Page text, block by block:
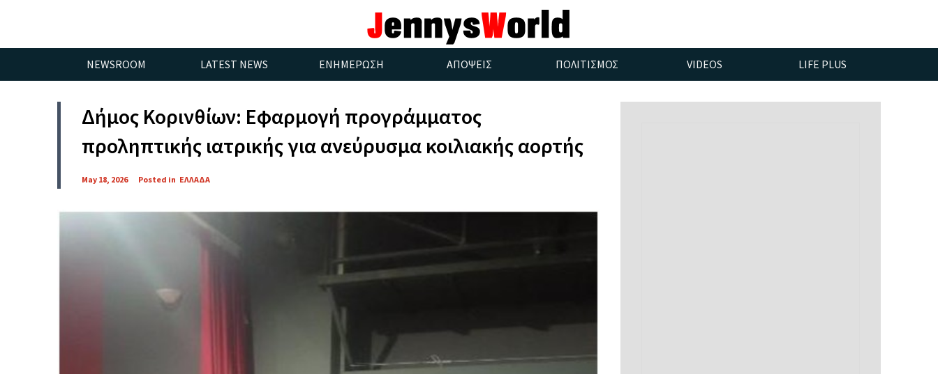
NEWSROOM LATEST NEWS ΕΝΗΜΕΡΩΣΗ ΑΠΟΨΕΙΣ ΠΟΛΙΤΙΣΜΟΣ VIDEOS LIFE PLUS
Δήμος Κορινθίων: Εφαρμογή προγράμματος
προληπτικής ιατρικής για ανεύρυσμα κοιλιακής αορτής
May 18, 2026 Posted in ΕΛΛΑΔΑ